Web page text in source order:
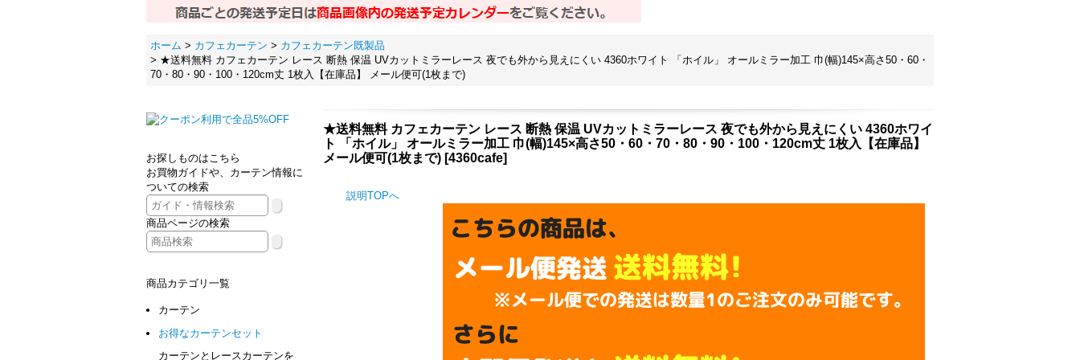
ホーム > カフェカーテン > カフェカーテン既製品
> ★送料無料 カフェカーテン レース 断熱 保温 UVカットミラーレース 夜でも外から見えにくい 4360ホワイト 「ホイル」 オールミラー加工 巾(幅)145×高さ50・60・
70・80・90・100・120cm丈 1枚入【在庫品】 メール便可(1枚まで)
お探しものはこちら
お買物ガイドや、カーテン情報に
ついての検索
商品ページの検索
商品カテゴリ一覧
カーテン
お得なカーテンセット
カーテンとレースカーテンを
★送料無料 カフェカーテン レース 断熱 保温 UVカットミラーレース 夜でも外から見えにくい 4360ホワイ
ト 「ホイル」 オールミラー加工 巾(幅)145×高さ50・60・70・80・90・100・120cm丈 1枚入【在庫品】
メール便可(1枚まで) [4360cafe]
説明TOPへ